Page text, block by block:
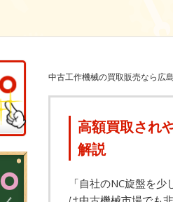
中古工作機械の買取販売なら広
高額買取され
解説
「自社のNC旋盤を